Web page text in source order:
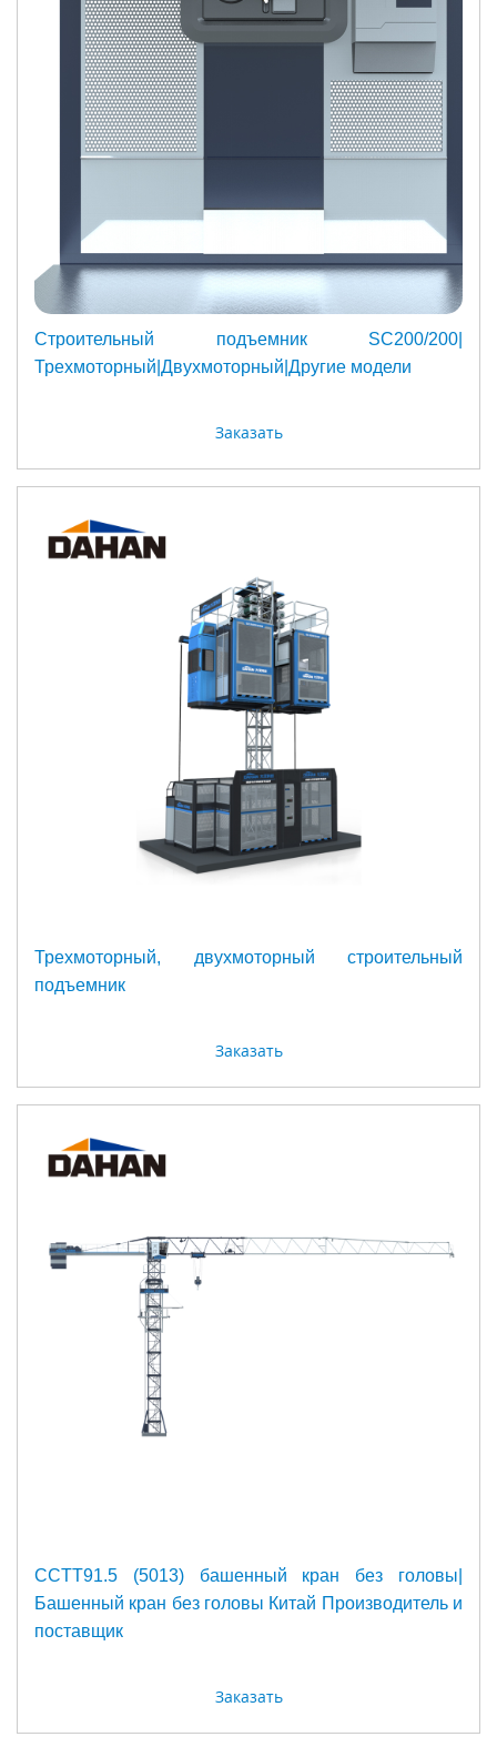
Строительный подъемник SC200/200|
Трехмоторный|Двухмоторный|Другие модели
Заказать
Трехмоторный, двухмоторный строительный
подъемник
Заказать
CCTT91.5 (5013) башенный кран без головы|
Башенный кран без головы Китай Производитель и
поставщик
Заказать